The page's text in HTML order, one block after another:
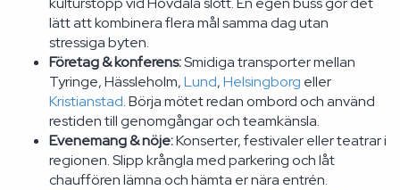
lätt att kombinera flera mål samma dag utan
stressiga byten.
Företag & konferens:Smidiga transporter mellan
Tyringe, Hässleholm,Lund,Helsingborg eller
Kristianstad. Börja mötet redan ombord och använd
restiden till genomgångar och teamkänsla.
Evenemang & nöje:Konserter, festivaler eller teatrar i
regionen. Slipp krångla med parkering och låt
chauffören lämna och hämta er nära entrén.